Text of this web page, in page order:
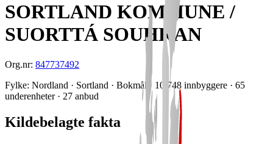
SORTLAND KOMMUNE /
SUORTTÁ SOUHKAN
Org.nr: 847737492
Fylke: Nordland · Sortland · Bokmål · 10 748 innbyggere · 65
underenheter· 27 anbud
Kildebelagte fakta